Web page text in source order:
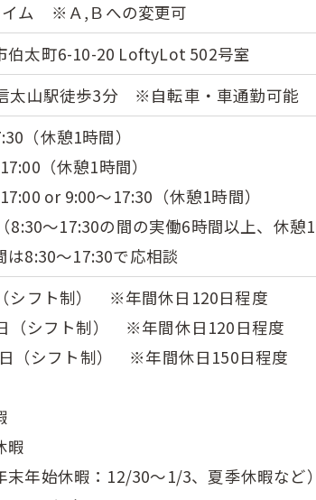
イム ※Ａ,Ｂへの変更可
伯太町6-10-20 LoftyLot 502号室
太山駅徒歩3分 ※自転車・車通勤可能
（休憩1時間）
（休憩1時間）
or 9:00～17:30 （休憩1時間）
8:30～17:30の間の実働6時間以上、休憩1
8:30～17:30で応相談
シフト制） ※年間休日120日程度
（シフト制） ※年間休日120日程度
（シフト制） ※年間休日150日程度
暇
末年始休暇：12/30～1/3、夏季休暇など）